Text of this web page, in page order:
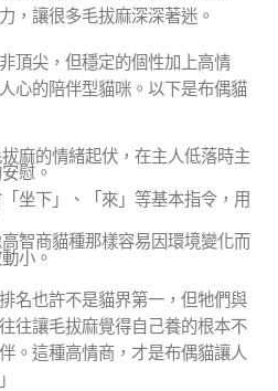
，讓很多毛拔麻深深著迷。
頂尖，但穩定的個性加上高情
心的陪伴型貓咪。以下是布偶貓
麻的情緒起伏，在主人低落時主
慰。
坐下」、「來」等基本指令，用
智商貓種那樣容易因環境變化而
小。
名也許不是貓界第一，但牠們與
往讓毛拔麻覺得自己養的根本不
。這種高情商，才是布偶貓讓人